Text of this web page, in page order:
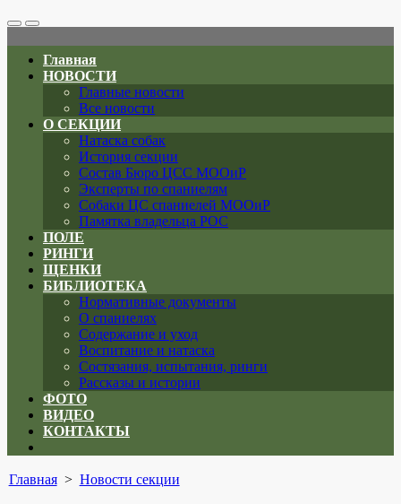
Search
Toggle
Меню
Главная
НОВОСТИ
Главные новости
Все новости
О СЕКЦИИ
Натаска собак
История секции
Состав Бюро ЦСС МООиР
Эксперты по спаниелям
Собаки ЦС спаниелей МООиР
Памятка владельца РОС
ПОЛЕ
РИНГИ
ЩЕНКИ
БИБЛИОТЕКА
Нормативные документы
О спаниелях
Содержание и уход
Воспитание и натаска
Состязания, испытания, ринги
Рассказы и истории
ФОТО
ВИДЕО
КОНТАКТЫ
menu
Главная> Новости секции